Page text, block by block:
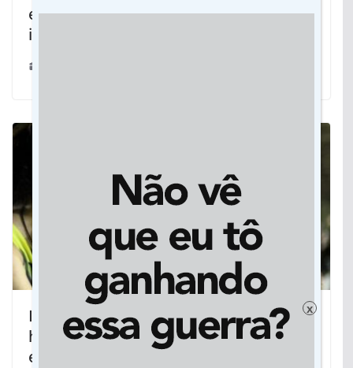
em Corumbá como símbolo de
irmandade entre as cidades
IX Intermed Pantanal promete fazer
história e superar todas as
expectativas em Dourados
x